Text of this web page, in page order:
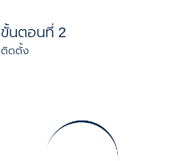
ขั้นตอนที่ 2
ติดตั้ง